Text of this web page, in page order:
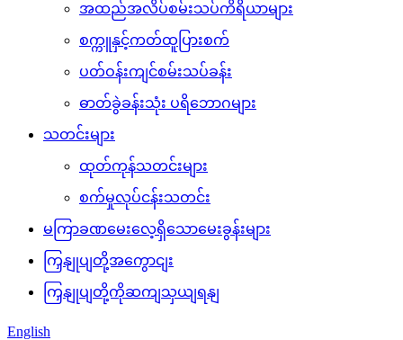
အထည်အလိပ်စမ်းသပ်ကိရိယာများ
စက္ကူနှင့်ကတ်ထူပြားစက်
ပတ်ဝန်းကျင်စမ်းသပ်ခန်း
ဓာတ်ခွဲခန်းသုံး ပရိဘောဂများ
သတင်းများ
ထုတ်ကုန်သတင်းများ
စက်မှုလုပ်ငန်းသတင်း
မကြာခဏမေးလေ့ရှိသောမေးခွန်းများ
ကြှနျုပျတို့အကွောငျး
ကြှနျုပျတို့ကိုဆကျသှယျရနျ
English